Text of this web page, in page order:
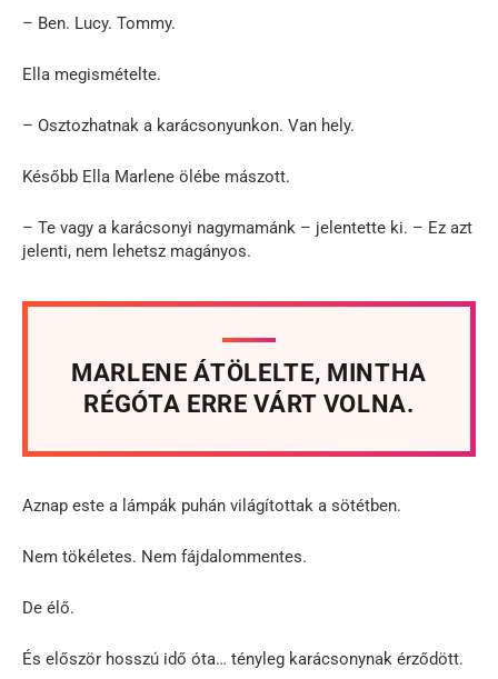
– Ben. Lucy. Tommy.
Ella megismételte.
– Osztozhatnak a karácsonyunkon. Van hely.
Később Ella Marlene ölébe mászott.
– Te vagy a karácsonyi nagymamánk – jelentette ki. – Ez azt
jelenti, nem lehetsz magányos.
MARLENE ÁTÖLELTE, MINTHA
RÉGÓTA ERRE VÁRT VOLNA.
Aznap este a lámpák puhán világítottak a sötétben.
Nem tökéletes. Nem fájdalommentes.
De élő.
És először hosszú idő óta… tényleg karácsonynak érződött.